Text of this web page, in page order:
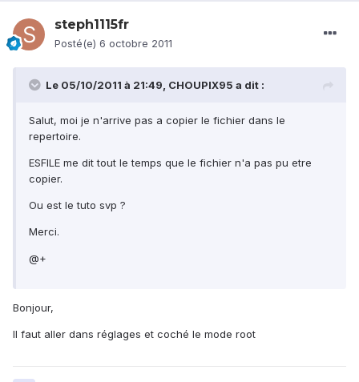
steph1115fr
Posté(e) 6 octobre 2011
Le 05/10/2011 à 21:49, CHOUPIX95 a dit :
Salut, moi je n'arrive pas a copier le fichier dans le
repertoire.
ESFILE me dit tout le temps que le fichier n'a pas pu etre
copier.
Ou est le tuto svp ?
Merci.
@+
Bonjour,
Il faut aller dans réglages et coché le mode root